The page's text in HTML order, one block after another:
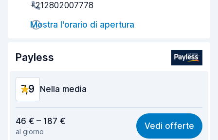
Rapidità del ritiro
Rapidità della riconsegna
8,2
+212802007778
Mostra l'orario di apertura
Payless
7,9 Nella media
7,6
Facile da trovare 8,2
46 € – 187 €
al giorno
Vedi offerte